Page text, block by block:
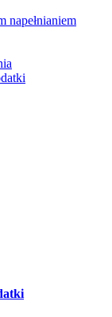
napełnianiem